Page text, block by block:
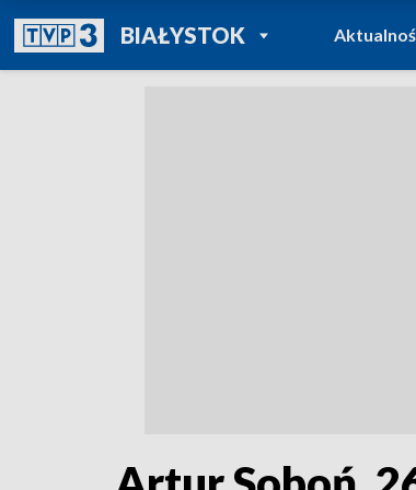
BIAŁYSTOKPOWRÓT DO
TVP REGIONY